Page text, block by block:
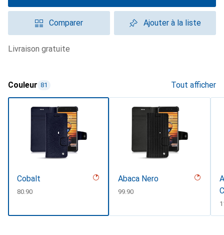
Comparer Ajouter à la liste
livraison gratuite
Couleur 81 Tout afficher
Cobalt
CHF
80.90
Abaca Nero
CHF
99.90